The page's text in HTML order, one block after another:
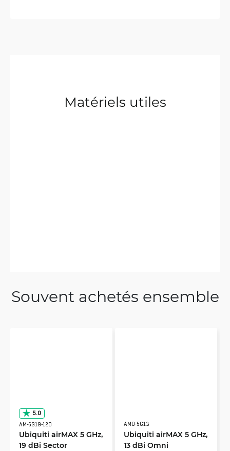
Matériels utiles
Souvent achetés ensemble
5.0
AM-5G19-120
Ubiquiti airMAX 5 GHz,
19 dBi Sector
AMO-5G13
Ubiquiti airMAX 5 GHz,
13 dBi Omni